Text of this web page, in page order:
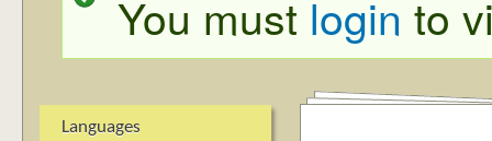
Status message
You must login to
Languages